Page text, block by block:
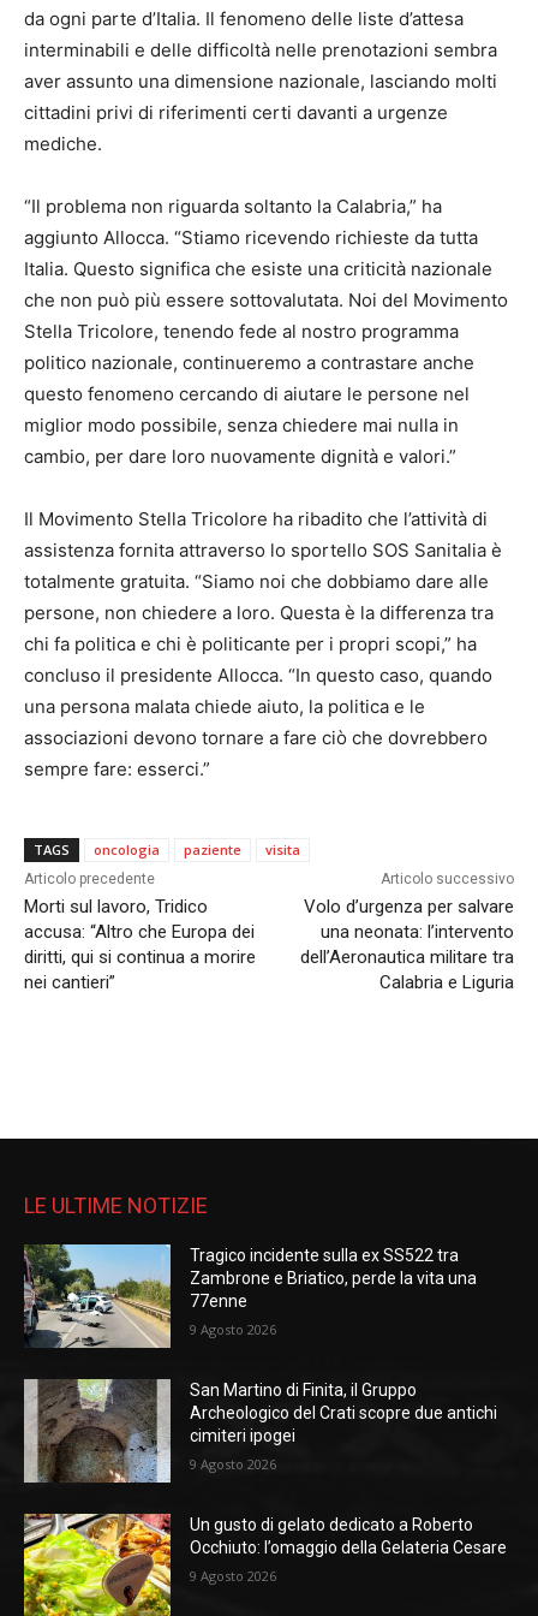
da ogni parte d’Italia. Il fenomeno delle liste d’attesa
interminabili e delle difficoltà nelle prenotazioni sembra
aver assunto una dimensione nazionale, lasciando molti
cittadini privi di riferimenti certi davanti a urgenze
mediche.
“Il problema non riguarda soltanto la Calabria,” ha
aggiunto Allocca. “Stiamo ricevendo richieste da tutta
Italia. Questo significa che esiste una criticità nazionale
che non può più essere sottovalutata. Noi del Movimento
Stella Tricolore, tenendo fede al nostro programma
politico nazionale, continueremo a contrastare anche
questo fenomeno cercando di aiutare le persone nel
miglior modo possibile, senza chiedere mai nulla in
cambio, per dare loro nuovamente dignità e valori.”
Il Movimento Stella Tricolore ha ribadito che l’attività di
assistenza fornita attraverso lo sportello SOS Sanitalia è
totalmente gratuita. “Siamo noi che dobbiamo dare alle
persone, non chiedere a loro. Questa è la differenza tra
chi fa politica e chi è politicante per i propri scopi,” ha
concluso il presidente Allocca. “In questo caso, quando
una persona malata chiede aiuto, la politica e le
associazioni devono tornare a fare ciò che dovrebbero
sempre fare: esserci.”
TAGS oncologia paziente visita
Articolo precedente
Morti sul lavoro, Tridico
accusa: “Altro che Europa dei
diritti, qui si continua a morire
nei cantieri”
Articolo successivo
Volo d’urgenza per salvare
una neonata: l’intervento
dell’Aeronautica militare tra
Calabria e Liguria
LE ULTIME NOTIZIE
Tragico incidente sulla ex SS522 tra
Zambrone e Briatico, perde la vita una
77enne
9 Agosto 2026
San Martino di Finita, il Gruppo
Archeologico del Crati scopre due antichi
cimiteri ipogei
9 Agosto 2026
Un gusto di gelato dedicato a Roberto
Occhiuto: l’omaggio della Gelateria Cesare
9 Agosto 2026